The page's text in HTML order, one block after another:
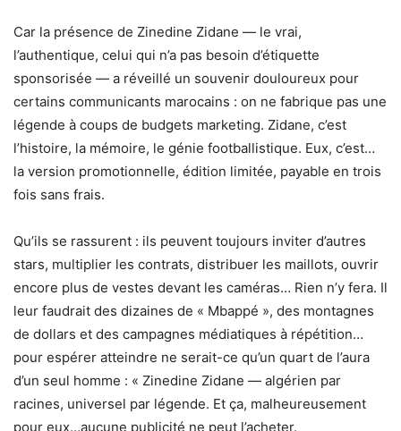
Car la présence de Zinedine Zidane — le vrai,
l’authentique, celui qui n’a pas besoin d’étiquette
sponsorisée — a réveillé un souvenir douloureux pour
certains communicants marocains : on ne fabrique pas une
légende à coups de budgets marketing. Zidane, c’est
l’histoire, la mémoire, le génie footballistique. Eux, c’est…
la version promotionnelle, édition limitée, payable en trois
fois sans frais.
Qu’ils se rassurent : ils peuvent toujours inviter d’autres
stars, multiplier les contrats, distribuer les maillots, ouvrir
encore plus de vestes devant les caméras… Rien n’y fera. Il
leur faudrait des dizaines de « Mbappé », des montagnes
de dollars et des campagnes médiatiques à répétition…
pour espérer atteindre ne serait-ce qu’un quart de l’aura
d’un seul homme : « Zinedine Zidane — algérien par
racines, universel par légende. Et ça, malheureusement
pour eux…aucune publicité ne peut l’acheter.